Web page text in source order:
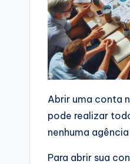
Abrir uma conta
pode realizar
nenhuma
Para abrir sua